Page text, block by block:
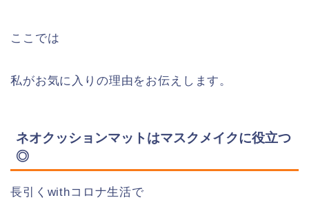
ここでは
私がお気に入りの理由をお伝えします。
ネオクッションマットはマスクメイクに役立つ
◎
長引くwithコロナ生活で